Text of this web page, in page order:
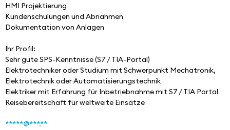
HMI Projektierung
Kundenschulungen und Abnahmen
Dokumentation von Anlagen
Ihr Profil:
Sehr gute SPS-Kenntnisse (S7 / TIA-Portal)
Elektrotechniker oder Studium mit Schwerpunkt Mechatronik,
Elektrotechnik oder Automatisierungstechnik
Elektriker mit Erfahrung für Inbetriebnahme mit S7 / TIA Portal
Reisebereitschaft für weltweite Einsätze
*****@***.**